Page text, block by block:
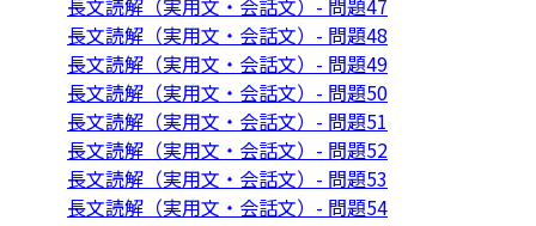
長文読解（実用文・会話文）- 問題47
長文読解（実用文・会話文）- 問題48
長文読解（実用文・会話文）- 問題49
長文読解（実用文・会話文）- 問題50
長文読解（実用文・会話文）- 問題51
長文読解（実用文・会話文）- 問題52
長文読解（実用文・会話文）- 問題53
長文読解（実用文・会話文）- 問題54